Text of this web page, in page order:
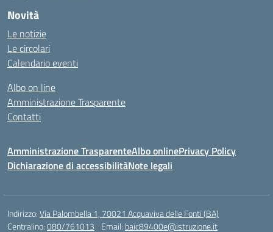
Novità
Le notizie
Le circolari
Calendario eventi
Albo on line
Amministrazione Trasparente
Contatti
Amministrazione TrasparenteAlbo onlinePrivacy Policy
Dichiarazione di accessibilitàNote legali
Indirizzo:Via Palombella 1, 70021 Acquaviva delle Fonti (BA)
Centralino:080/761013 Email: baic89400e@istruzione.it